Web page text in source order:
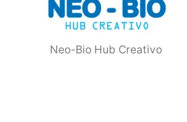
Neo-Bio Hub Creativo